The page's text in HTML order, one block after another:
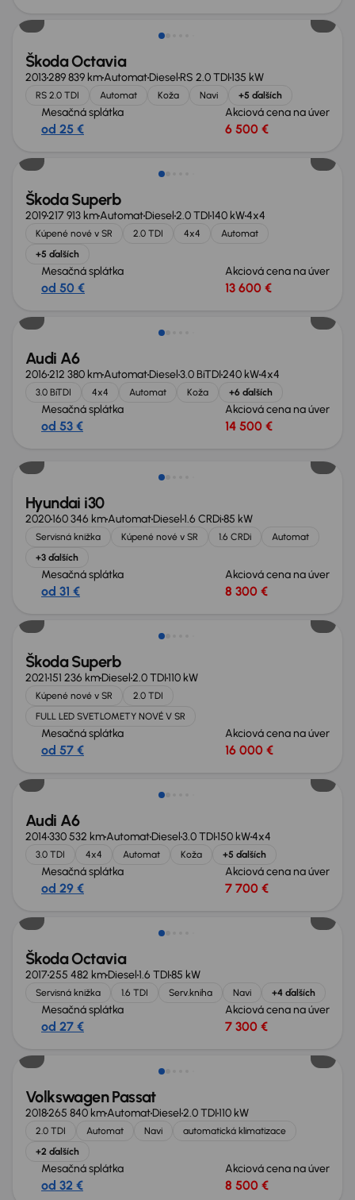
Škoda Octavia
2013289 839 kmAutomatDiesel RS 2.0 TDI135 kW
RS 2.0 TDI Automat Koža Navi +5 ďalších
Mesačná splátka
od 25 €
Akciová cena na úver
6 500 €
Zlacnené o 1 900 €
Škoda Superb
2019217 913 kmAutomatDiesel2.0 TDI140 kW4x4
Kúpené nové v SR 2.0 TDI 4x4
Automat
+5 ďalších
Mesačná splátka
od 50 €
Akciová cena na úver
13 600 €
Audi A6
2016212 380 kmAutomatDiesel3.0 BiTDI240 kW4x4
3.0 BiTDI 4x4 Automat Koža +6 ďalších
Mesačná splátka
od 53 €
Akciová cena na úver
14 500 €
Hyundai i30
2020160 346 kmAutomatDiesel1.6 CRDi85 kW
Servisná knižka Kúpené nové v SR 1.6 CRDi
Automat
+3 ďalších
Mesačná splátka
od 31 €
Akciová cena na úver
8 300 €
Škoda Superb
2021151 236 kmDiesel2.0 TDI110 kW
Kúpené nové v SR
2.0 TDI
FULL LED SVETLOMETY NOVÉ V SR
Mesačná splátka
od 57 €
Akciová cena na úver
16 000 €
Zlacnené o 600 €
Audi A6
2014330 532 kmAutomatDiesel3.0 TDI150 kW4x4
3.0 TDI 4x4 Automat Koža +5 ďalších
Mesačná splátka
od 29 €
Akciová cena na úver
7 700 €
Zlacnené o 700 €
Škoda Octavia
2017255 482 kmDiesel1.6 TDI85 kW
Servisná knižka 1.6 TDI Serv.kniha Navi +4 ďalších
Mesačná splátka
od 27 €
Akciová cena na úver
7 300 €
Zlacnené o 1 700 €
Volkswagen Passat
2018265 840 kmAutomatDiesel2.0 TDI110 kW
2.0 TDI Automat Navi
automatická klimatizace
+2 ďalších
Mesačná splátka
od 32 €
Akciová cena na úver
8 500 €
Zlacnené o 900 €